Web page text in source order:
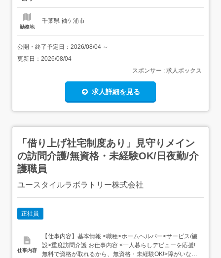
勤務地
千葉県 袖ケ浦市
公開・終了予定日： 2026/08/04 ～
更新日： 2026/08/04
スポンサー : 求人ボックス
求人詳細を見る
「借り上げ社宅制度あり」見守りメイン
の訪問介護/無資格・未経験OK/日夜勤/介
護職員
ユースタイルラボラトリー株式会社
正社員
仕事内容
【仕事内容】基本情報 <職種>ホームヘルパー<サービス/施
設>重度訪問介護 お仕事内容 <一人暮らしデビューを応援!
無料で資格が取れるから、無資格・未経験OK!>障がいなど